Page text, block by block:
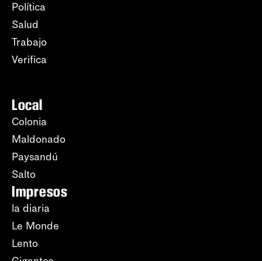
Política
Salud
Trabajo
Verifica
Local
Colonia
Maldonado
Paysandú
Salto
Impresos
la diaria
Le Monde
Lento